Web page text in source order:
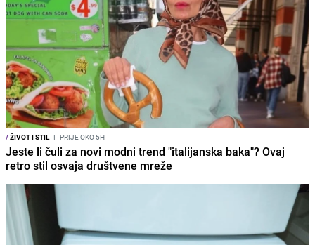
/ŽIVOT I STIL I PRIJE OKO 5H
Jeste li čuli za novi modni trend "italijanska baka"? Ovaj
retro stil osvaja društvene mreže